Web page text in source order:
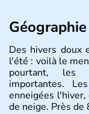
Des hivers doux
l'été : voilà le
pourtant, les
importantes.
enneigées
de neige. Près